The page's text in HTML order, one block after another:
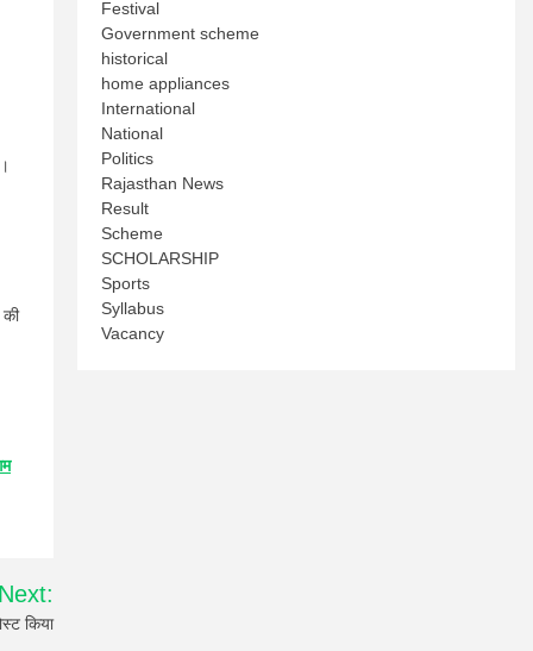
किया
Festival
Government scheme
historical
home appliances
International
National
Politics
Rajasthan News
Result
Scheme
SCHOLARSHIP
Sports
Syllabus
Vacancy